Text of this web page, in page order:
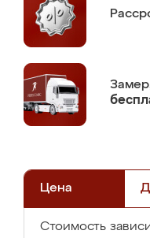
Цена
Стоимость